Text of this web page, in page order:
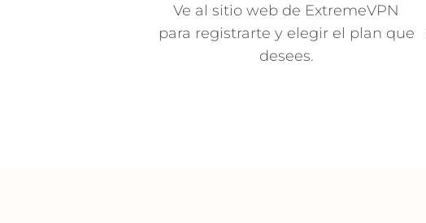
Ve al sitio web de ExtremeVPN
para registrarte y elegir el plan que
desees.